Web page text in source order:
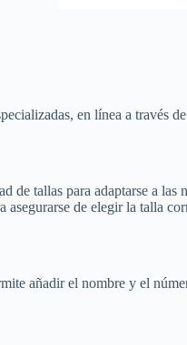
en línea a través
de tallas para adaptarse a
asegurarse de elegir la talla
añadir el nombre y el